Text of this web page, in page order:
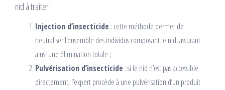
nid à traiter :
Injection d’insecticide : cette méthode permet de
neutraliser l’ensemble des individus composant le nid, assurant
ainsi une élimination totale ;
Pulvérisation d’insecticide : si le nid n’est pas accessible
directement, l’expert procède à une pulvérisation d’un produit